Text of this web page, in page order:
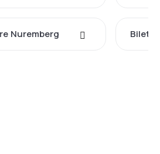
Nuremberg Bilete